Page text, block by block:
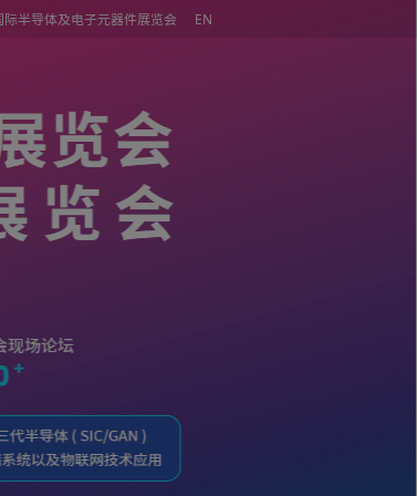
深圳国际半导体及电子元器件展览会